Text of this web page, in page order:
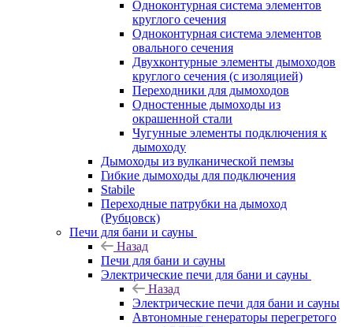
Одноконтурная система элементов
круглого сечения
Одноконтурная система элементов
овального сечения
Двухконтурные элементы дымоходов
круглого сечения (с изоляцией)
Переходники для дымоходов
Одностенные дымоходы из
окрашенной стали
Чугунные элементы подключения к
дымоходу
Дымоходы из вулканической пемзы
Гибкие дымоходы для подключения
Stabile
Переходные патрубки на дымоход
(Рубцовск)
Печи для бани и сауны
Назад
Печи для бани и сауны
Электрические печи для бани и сауны
Назад
Электрические печи для бани и сауны
Автономные генераторы перегретого